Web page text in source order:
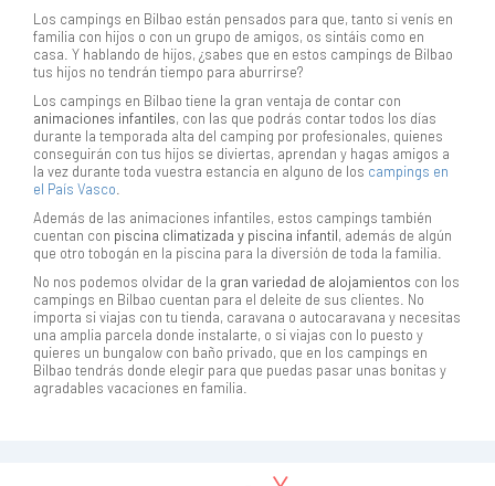
Los campings en Bilbao están pensados para que, tanto si venís en
familia con hijos o con un grupo de amigos, os sintáis como en
casa. Y hablando de hijos, ¿sabes que en estos campings de Bilbao
tus hijos no tendrán tiempo para aburrirse?
Los campings en Bilbao tiene la gran ventaja de contar con
animaciones infantiles, con las que podrás contar todos los días
durante la temporada alta del camping por profesionales, quienes
conseguirán con tus hijos se diviertas, aprendan y hagas amigos a
la vez durante toda vuestra estancia en alguno de los campings en
el País Vasco
Además de las animaciones infantiles, estos campings también
cuentan con piscina climatizada y piscina infantil, además de algún
que otro tobogán en la piscina para la diversión de toda la familia.
No nos podemos olvidar de la gran variedad de alojamientos con los
campings en Bilbao cuentan para el deleite de sus clientes. No
importa si viajas con tu tienda, caravana o autocaravana y necesitas
una amplia parcela donde instalarte, o si viajas con lo puesto y
quieres un bungalow con baño privado, que en los campings en
Bilbao tendrás donde elegir para que puedas pasar unas bonitas y
agradables vacaciones en familia.